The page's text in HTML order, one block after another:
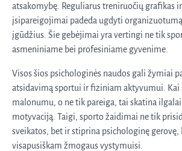
atsakomybę. Reguliarus treniruočių grafikas
įsipareigojimai padeda ugdyti
įgūdžius. Šie gebėjimai yra vertingi ne tik
asmeniniame bei profesiniame gyvenime.
Visos šios psichologinės naudos gali žymiai
atsidavimą sportui ir fiziniam aktyvumui. Kai
malonumu, o ne tik pareiga, tai skatina
motyvaciją. Taigi, sporto žaidimai ne tik
sveikatos, bet ir stiprina psichologinę gerovę,
visapusiškam žmogaus vystymuisi.